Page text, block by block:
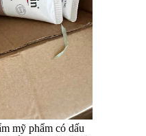
mỹ phẩm có dấu